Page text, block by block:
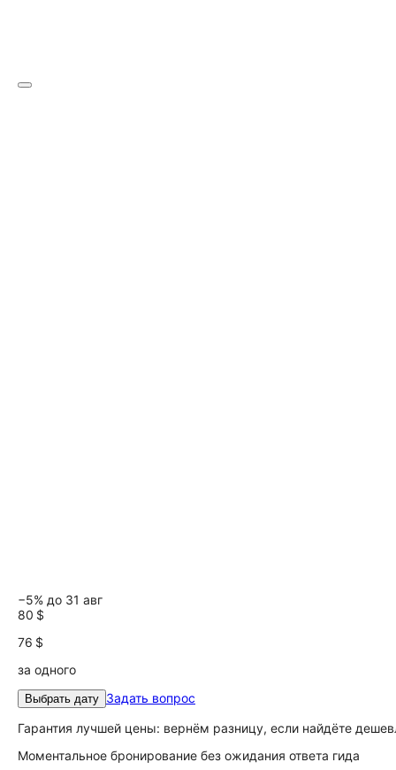
−5% до 31 авг
80 $
76 $
за одного
Выбрать дату Задать вопрос
Гарантия лучшей цены: вернём разницу, если найдёте
Моментальное бронирование без ожидания ответа гида